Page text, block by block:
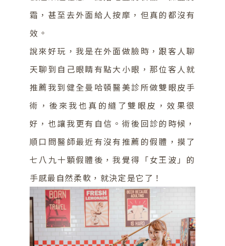
霜，甚至去外面給人按摩，但真的都沒有
效。
說來好玩，我是在外面做臉時，跟客人聊
天聊到自己眼睛有點大小眼，那位客人就
推薦我到健全曼哈頓醫美診所做雙眼皮手
術，後來我也真的縫了雙眼皮，效果很
好，也讓我更有自信。術後回診的時候，
順口問醫師最近有沒有推薦的假體，摸了
七八九十顆假體後，我覺得「女王波」的
手感最自然柔軟，就決定是它了！